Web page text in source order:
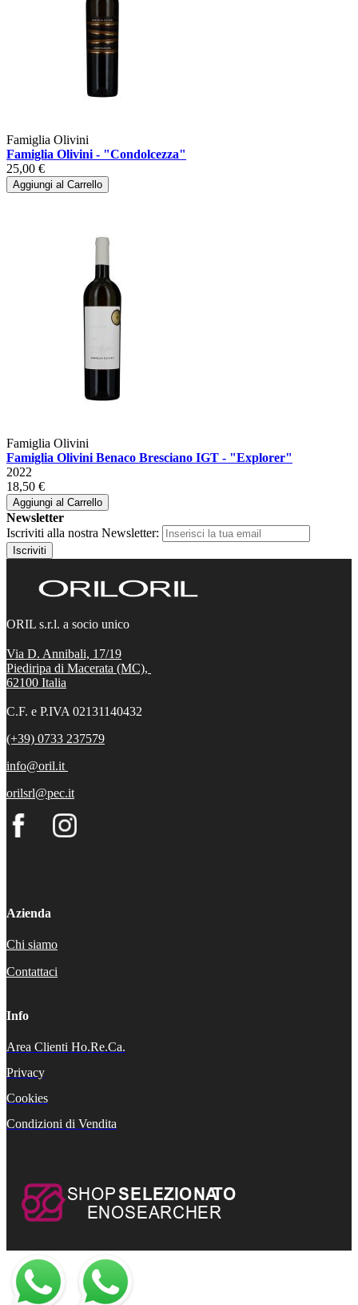
Famiglia Olivini
Famiglia Olivini - "Condolcezza"
25,00 €
Aggiungi al Carrello
Famiglia Olivini
Famiglia Olivini Benaco Bresciano IGT - "Explorer"
2022
18,50 €
Aggiungi al Carrello
Newsletter
Iscriviti alla nostra Newsletter:
Iscriviti
ORIL s.r.l. a socio unico
Via D. Annibali, 17/19
Piediripa di Macerata (MC),
62100 Italia
C.F. e P.IVA 02131140432
(+39) 0733 237579
info@oril.it
orilsrl@pec.it
Azienda
Chi siamo
Contattaci
Info
Area Clienti Ho.Re.Ca.
Privacy
Cookies
Condizioni di Vendita